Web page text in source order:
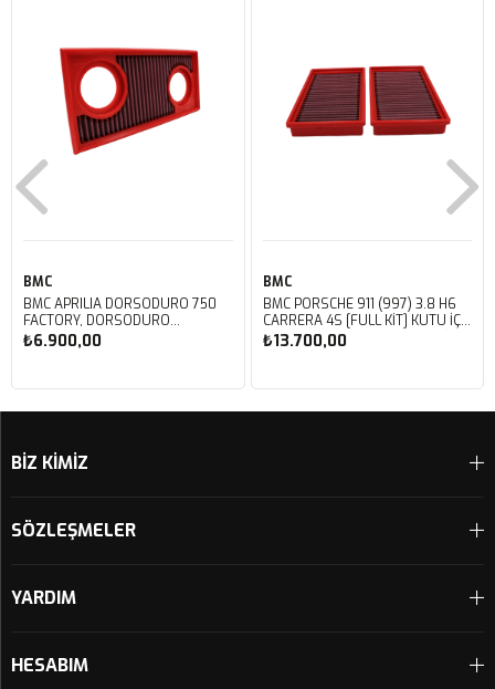
BMC
BMC APRILIA DORSODURO 750
FACTORY, DORSODURO
900, SHIVER 750 GT, SHIVER
750 KUTU İÇİ PERFORMANS
₺6.900,00
BMC
BMC PORSCHE 911 (997) 3.8 H6
CARRERA 4S [FULL KIT] KUTU İÇİ
PERFORMANS HAVA FİLTRESİ
FB468/20
₺13.700,00
BİZ KİMİZ
SÖZLEŞMELER
YARDIM
HESABIM